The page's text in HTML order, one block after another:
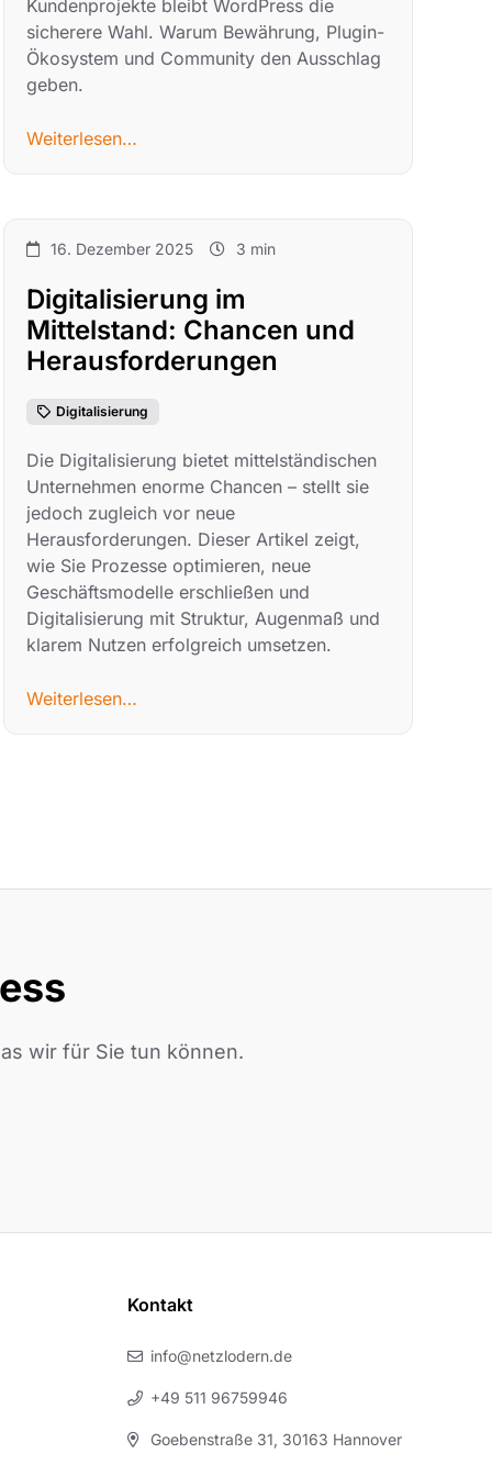
Kundenprojekte bleibt WordPress die
sicherere Wahl. Warum Bewährung, Plugin-
Ökosystem und Community den Ausschlag
geben.
Weiterlesen…
16. Dezember 2025 3 min
Digitalisierung im
Mittelstand: Chancen und
Herausforderungen
Digitalisierung
Die Digitalisierung bietet mittelständischen
Unternehmen enorme Chancen – stellt sie
jedoch zugleich vor neue
Herausforderungen. Dieser Artikel zeigt,
wie Sie Prozesse optimieren, neue
Geschäftsmodelle erschließen und
Digitalisierung mit Struktur, Augenmaß und
klarem Nutzen erfolgreich umsetzen.
Weiterlesen…
wir für Sie tun können.
Kontakt
info@netzlodern.de
+49 511 96759946
Goebenstraße 31, 30163 Hannover